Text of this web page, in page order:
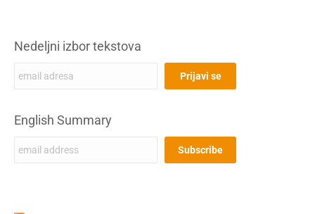
Nedeljni izbor tekstova
English Summary